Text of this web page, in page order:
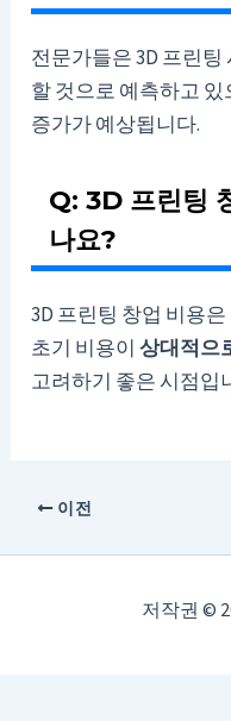
전문가들은 3D 프린팅
할 것으로 예측하고
증가가 예상됩니다.
Q: 3D 프린팅
나요?
3D 프린팅 창업 비용은
초기 비용이상대적으
고려하기 좋은 시점입
이전
저작권 ©